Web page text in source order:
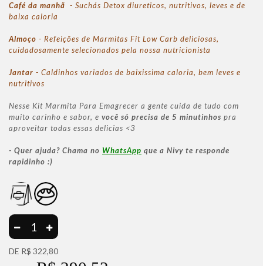
Café da manhã - Suchás Detox diureticos, nutritivos, leves e de
baixa caloria
Almoço - Refeições de Marmitas Fit Low Carb deliciosas,
cuidadosamente selecionados pela nossa nutricionista
Jantar - Caldinhos variados de baixissima caloria, bem leves e
nutritivos
Nesse Kit Marmita Para Emagrecer a gente cuida de tudo com
muito carinho e sabor, e você só precisa de 5 minutinhos pra
aproveitar todas essas delicias <3
- Quer ajuda? Chama no WhatsApp que a Nivy te responde
rapidinho :)
DE R$ 322,80